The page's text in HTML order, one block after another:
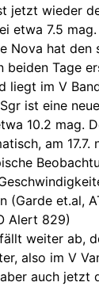
jetzt wieder
etwa 7.5 mag.
Nova hat den
beiden Tage
liegt im V
ist eine
10.2 mag.
am 17.7.
(Garde et.al,
Alert 829)
weiter ab,
also im V
auch jetzt